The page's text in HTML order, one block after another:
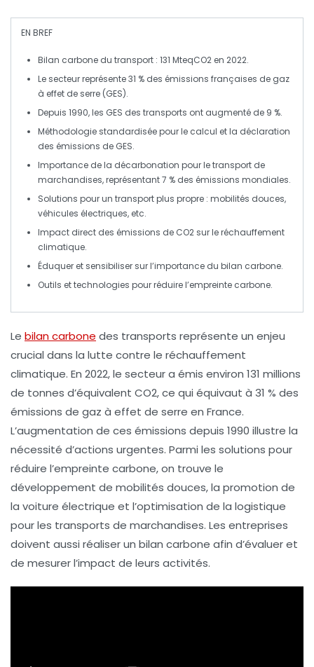
EN BREF
Bilan carbone du transport : 131 MteqCO2 en 2022.
Le secteur représente31 % des émissions françaises de gaz
à effet de serre (GES).
Depuis 1990, les GES des transports ont augmenté de 9 %.
Méthodologie standardisée pour le calcul et la déclaration
des émissions de GES.
Importance de la décarbonation pour le transport de
marchandises, représentant7 % des émissions mondiales.
Solutions pour un transport plus propre : mobilités douces,
véhicules électriques, etc.
Impact direct des émissions de CO2 sur leréchauffement
climatique.
Éduquer et sensibiliser sur l’importance du bilan carbone.
Outils et technologies pourréduire l’empreinte carbone.
Le bilan carbone des transports représente un enjeu
crucial dans la lutte contre le réchauffement
climatique. En 2022, le secteur a émis environ 131 millions
de tonnes d’équivalent CO2, ce qui équivaut à 31 % des
émissions de gaz à effet de serre en France.
L’augmentation de ces émissions depuis 1990 illustre la
nécessité d’actions urgentes. Parmi les solutions pour
réduire l’empreinte carbone, on trouve le
développement de mobilités douces, la promotion de
la voiture électrique et l’optimisation de la logistique
pour les transports de marchandises. Les entreprises
doivent aussi réaliser un bilan carbone afin d’évaluer et
de mesurer l’impact de leurs activités.